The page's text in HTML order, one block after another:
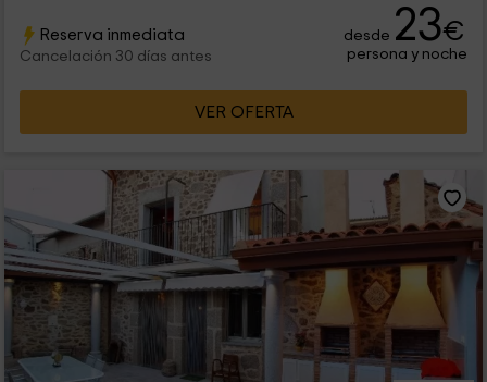
Reserva inmediata
Cancelación 30 días antes
desde 23€
persona y noche
VER OFERTA